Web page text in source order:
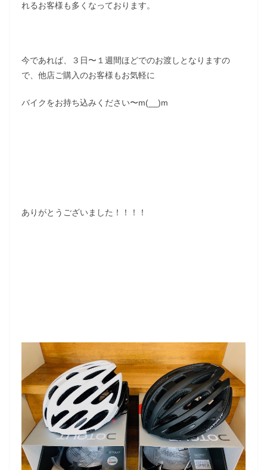
れるお客様も多くなっております。
今であれば、３日〜１週間ほどでのお渡しとなりますの
で、他店ご購入のお客様もお気軽に
バイクをお持ち込みください〜m(__)m
ありがとうございました！！！！